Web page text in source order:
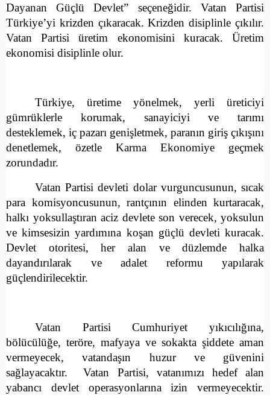
Dayanan Güçlü Devlet” seçeneğidir. Vatan Partisi
Türkiye’yi krizden çıkaracak. Krizden disiplinle çıkılır.
Vatan Partisi üretim ekonomisini kuracak. Üretim
ekonomisi disiplinle olur.
Türkiye, üretime yönelmek, yerli üreticiyi
gümrüklerle korumak, sanayiciyi ve tarımı
desteklemek, iç pazarı genişletmek, paranın giriş çıkışını
denetlemek, özetle Karma Ekonomiye geçmek
zorundadır.
Vatan Partisi devleti dolar vurguncusunun, sıcak
para komisyoncusunun, rantçının elinden kurtaracak,
halkı yoksullaştıran aciz devlete son verecek, yoksulun
ve kimsesizin yardımına koşan güçlü devleti kuracak.
Devlet otoritesi, her alan ve düzlemde halka
dayandırılarak ve adalet reformu yapılarak
güçlendirilecektir.
Vatan Partisi Cumhuriyet yıkıcılığına,
bölücülüğe, teröre, mafyaya ve sokakta şiddete aman
vermeyecek, vatandaşın huzur ve güvenini
sağlayacaktır.
Vatan Partisi, vatanımızı hedef alan
yabancı devlet operasyonlarına izin vermeyecektir.